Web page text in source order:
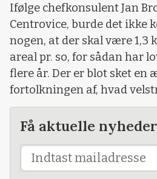
Ifølge chefkonsulent Jan
Centrovice, burde det ikke
nogen, at der skal være 1,3
areal pr. so, for sådan har
flere år. Der er blot sket en
fortolkningen af, hvad
Få aktuelle